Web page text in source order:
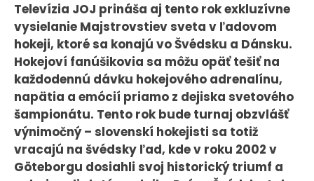
Tím
Kariéra
PRESS
Tlačové správy
B2B Rozhovory
VEREJNÉ VYSIELANIE MS 2026
Televízia JOJ prináša aj tento rok exkluzívne
vysielanie Majstrovstiev sveta v ľadovom
hokeji, ktoré sa konajú vo Švédsku a Dánsku.
Hokejoví fanúšikovia sa môžu opäť tešiť na
každodennú dávku hokejového adrenalínu,
napätia a emócií priamo z dejiska svetového
šampionátu. Tento rok bude turnaj obzvlášť
výnimočný – slovenskí hokejisti sa totiž
vracajú na švédsky ľad, kde v roku 2002 v
Göteborgu dosiahli svoj historický triumf a